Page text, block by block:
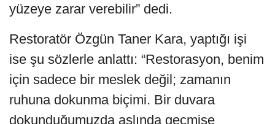
yüzeye zarar verebilir” dedi.
Restoratör Özgün Taner Kara, yaptığı işi
ise şu sözlerle anlattı: “Restorasyon, benim
için sadece bir meslek değil; zamanın
ruhuna dokunma biçimi. Bir duvara
dokunduğumuzda aslında geçmişe